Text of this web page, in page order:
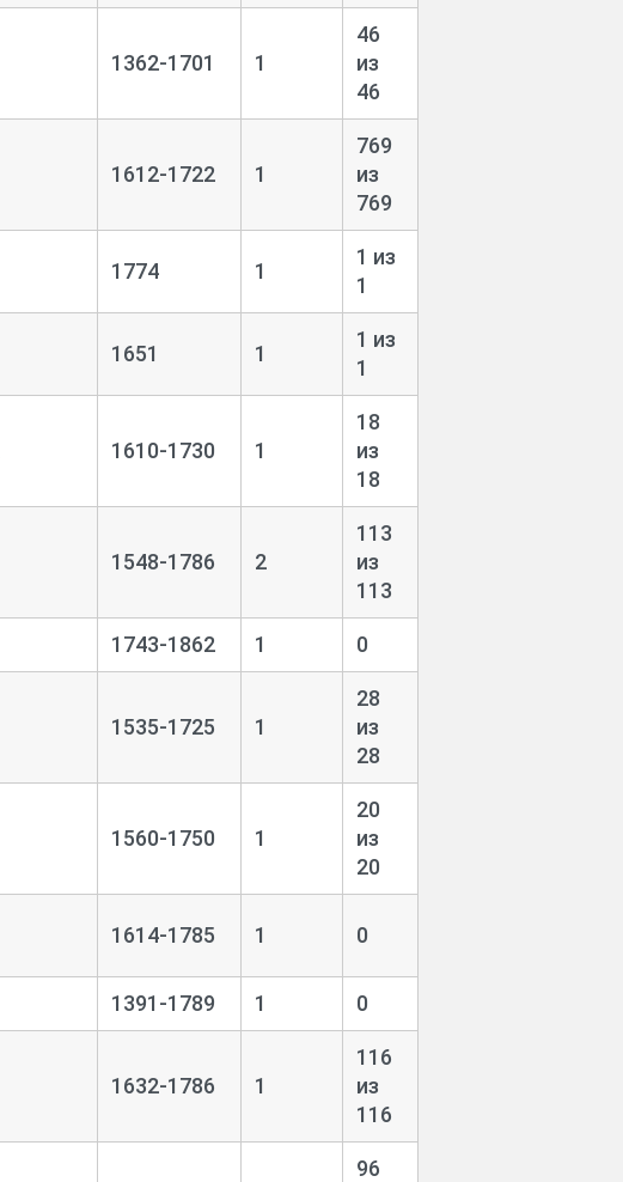
1362-1701 1
46
из
46
1612-1722 1
769
из
769
1774 1
1 из
1
1651 1
1 из
1
1610-1730 1
18
из
18
1548-1786 2
113
из
113
1743-1862 1 0
1535-1725 1
28
из
28
1560-1750 1
20
из
20
1614-1785 1 0
1391-1789 1 0
1632-1786 1
116
из
116
96